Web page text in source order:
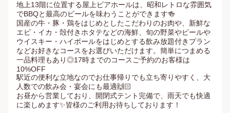
地上13階に位置する屋上ビアホールは、昭和レトロな雰囲気
でBBQと最高のビールを味わうことができます🍻
国産の牛・豚・鶏をはじめとしたこだわりのお肉や、新鮮な
エビ・イカ・殻付きホタテなどの海鮮、旬の野菜やビールや
ウイスキー・ハイボールをはじめとする飲み放題付きプラン
などお好きなコースをお選びいただけます。簡単につまめる
一品料理もあり◎17時までのコースご予約のお客様は
10%OFF
駅近の便利な立地なのでお仕事帰りでも立ち寄りやすく、大
人数での飲み会・宴会にも最適🙌🏻
お昼から営業しており、開閉式テント完備で、雨天でも快適
に楽しめます✨皆様のご利用お待ちしております！